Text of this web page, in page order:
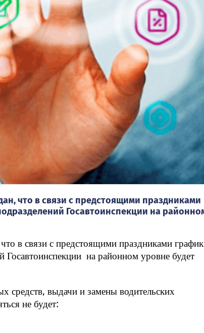
что в связи с предстоящими праздниками
Госавтоинспекции на
в связи с предстоящими праздниками график
Госавтоинспекции на районном уровне будет
средств, выдачи и замены водительских
не будет: